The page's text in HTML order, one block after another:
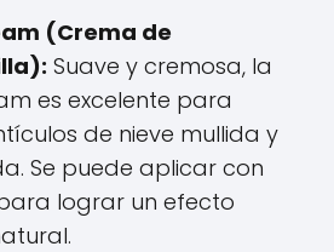
(Crema de
Suave y cremosa, la
es excelente para
de nieve mullida y
Se puede aplicar con
lograr un efecto